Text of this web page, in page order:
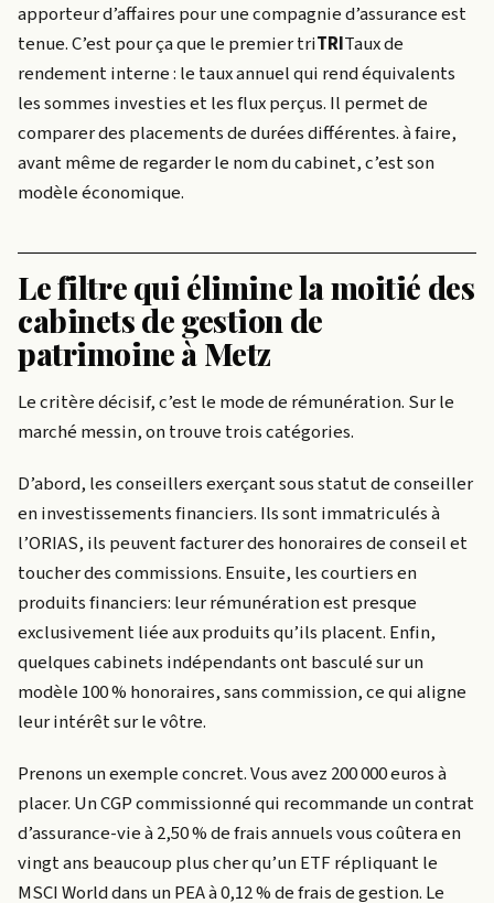
apporteur d’affaires pour une compagnie d’assurance est
tenue. C’est pour ça que le premiertriTRITaux de
rendement interne : le taux annuel qui rend équivalents
les sommes investies et les flux perçus. Il permet de
comparer des placements de durées différentes.à faire,
avant même de regarder le nom du cabinet, c’est son
modèle économique.
Le filtre qui élimine la moitié des
cabinets de gestion de
patrimoine à Metz
Le critère décisif, c’est le mode de rémunération. Sur le
marché messin, on trouve trois catégories.
D’abord, les conseillers exerçant sous statut de conseiller
en investissements financiers. Ils sont immatriculés à
l’ORIAS, ils peuvent facturer des honoraires de conseil et
toucher des commissions. Ensuite, les courtiers en
produits financiers: leur rémunération est presque
exclusivement liée aux produits qu’ils placent. Enfin,
quelques cabinets indépendants ont basculé sur un
modèle 100 % honoraires, sans commission, ce qui aligne
leur intérêt sur le vôtre.
Prenons un exemple concret. Vous avez 200 000 euros à
placer. Un CGP commissionné qui recommande un contrat
d’assurance-vie à 2,50 % de frais annuels vous coûtera en
vingt ans beaucoup plus cher qu’un ETF répliquant le
MSCI World dans un PEA à 0,12 % de frais de gestion. Le